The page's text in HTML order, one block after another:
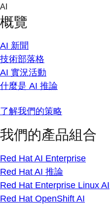
Skip
content
AI
概覽
AI 新聞
技術部落格
AI 實況活動
什麼是 AI 推論
了解我們的策略
我們的產品組合
Red Hat AI Enterprise
Red Hat AI 推論
Red Hat Enterprise Linux AI
Red Hat OpenShift AI